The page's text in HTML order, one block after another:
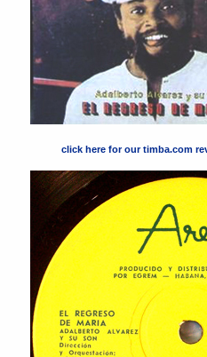
click here for our timba.com